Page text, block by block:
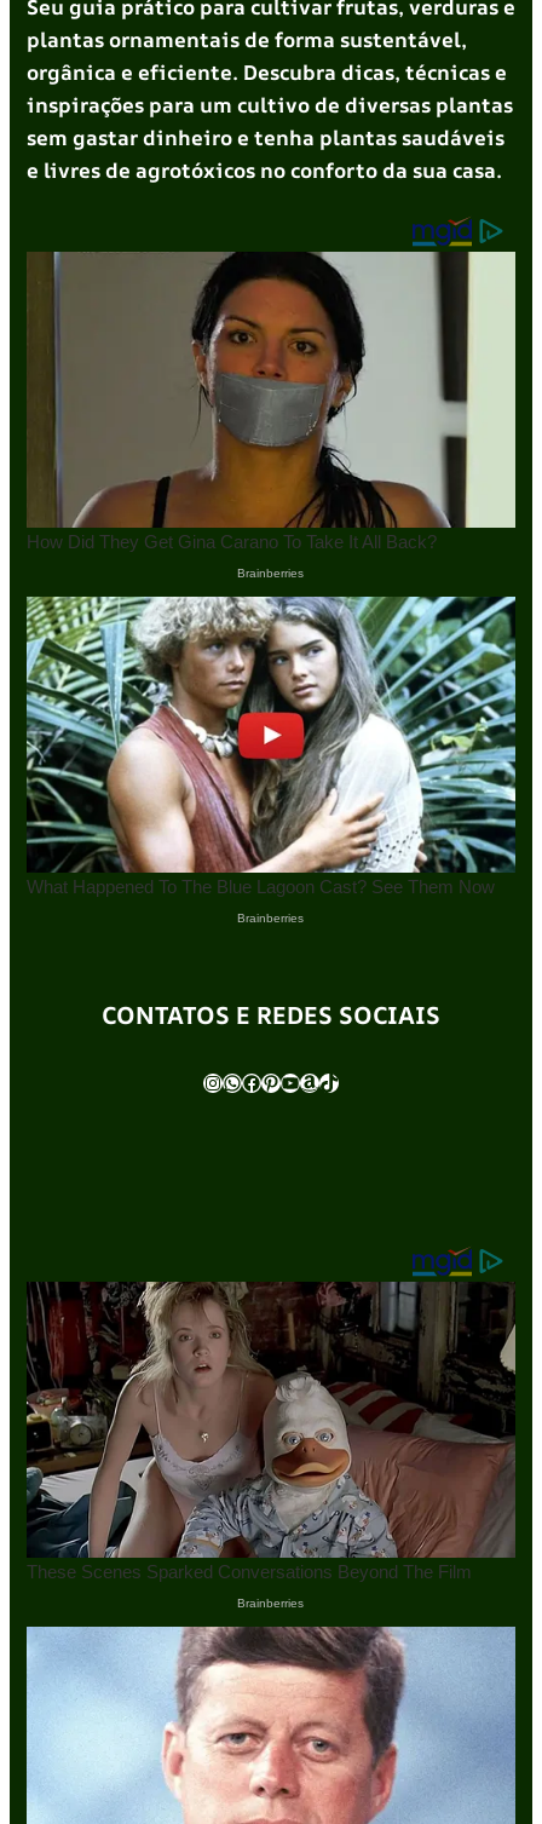
Seu guia prático para cultivar frutas, verduras e
plantas ornamentais de forma sustentável,
orgânica e eficiente. Descubra dicas, técnicas e
inspirações para um cultivo de diversas plantas
sem gastar dinheiro e tenha plantas saudáveis
e livres de agrotóxicos no conforto da sua casa.
CONTATOS E REDES SOCIAIS
InstagramWhatsApp Facebook Pinterest Youtube Amazon TikTok